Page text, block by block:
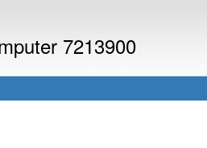
7213900